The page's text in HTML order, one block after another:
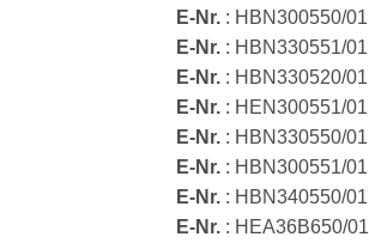
E-Nr. : HBN300550/01
E-Nr. : HBN330551/01
E-Nr. : HBN330520/01
E-Nr. : HEN300551/01
E-Nr. : HBN330550/01
E-Nr. : HBN300551/01
E-Nr. : HBN340550/01
E-Nr. : HEA36B650/01